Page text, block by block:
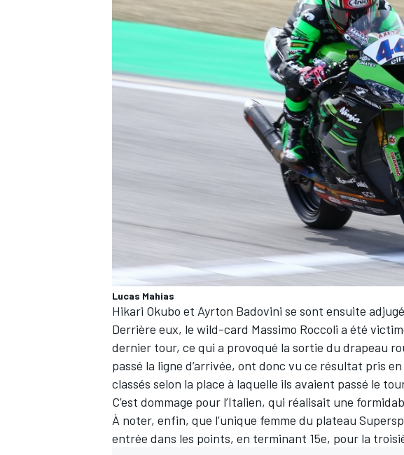
Lucas Mahias
Hikari Okubo et Ayrton Badovini se sont ensuite
Derrière eux, le wild-card Massimo Roccoli a été
dernier tour, ce qui a provoqué la sortie du drapeau
passé la ligne d’arrivée, ont donc vu ce résultat pris
classés selon la place à laquelle ils avaient passé le
C’est dommage pour l’Italien, qui réalisait une
À noter, enfin, que l’unique femme du plateau
entrée dans les points, en terminant 15e, pour la